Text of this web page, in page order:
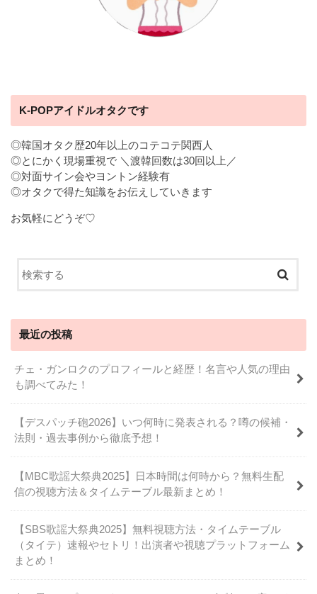
K-POPアイドルオタクです
◎韓国オタク歴20年以上のコテコテ関西人
◎とにかく現場重視で ＼渡韓回数は30回以上／
◎対面サイン会やヨントン経験有
◎オタクで得た知識をお伝えしていきます
お気軽にどうぞ♡
最近の投稿
チェ・ガンロクのプロフィールと経歴！名言や人気の理由
も調べてみた！
【デスパッチ砲2026】いつ何時に発表される？噂の候補・
法則・過去事例から徹底予想！
【MBC歌謡大祭典2025】日本時間は何時から？無料生配
信の視聴方法＆タイムテーブル最新まとめ！
【SBS歌謡大祭典2025】無料視聴方法・タイムテーブル
（タイテ）速報やセトリ！出演者や視聴プラットフォーム
まとめ！